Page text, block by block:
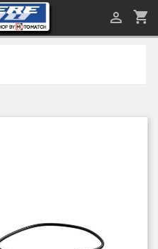
shopping_cart
